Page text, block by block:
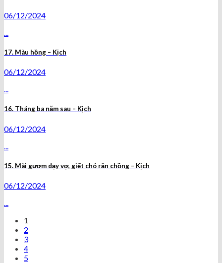
06/12/2024
...
17. Màu hồng – Kịch
06/12/2024
...
16. Tháng ba năm sau – Kịch
06/12/2024
15. Mài gươm dạy vợ, giết chó răn chồng – Kịch
06/12/2024
...
1
2
3
4
5